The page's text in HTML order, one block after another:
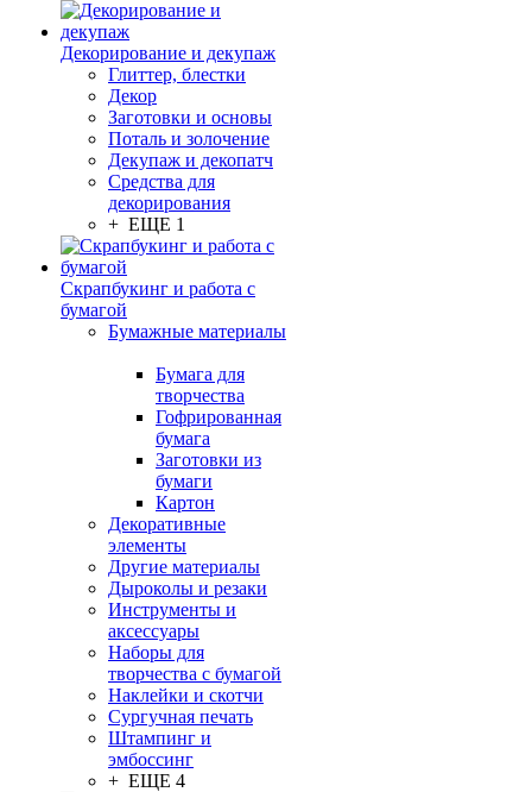
Декорирование и декупаж
Глиттер, блестки
Декор
Заготовки и основы
Поталь и золочение
Декупаж и декопатч
Средства для
декорирования
+ ЕЩЕ 1
Скрапбукинг и работа с
бумагой
Бумажные материалы
Бумага для
творчества
Гофрированная
бумага
Заготовки из
бумаги
Картон
Декоративные
элементы
Другие материалы
Дыроколы и резаки
Инструменты и
аксессуары
Наборы для
творчества с бумагой
Наклейки и скотчи
Сургучная печать
Штампинг и
эмбоссинг
+ ЕЩЕ 4